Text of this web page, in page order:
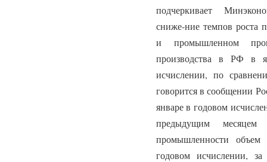
подчеркивает
сниже-ние темпов роста
и промышленном
производства в РФ в
исчислении, по
говорится в сообщении
январе в годовом
предыдущим
промышленности объем
годовом исчислении,